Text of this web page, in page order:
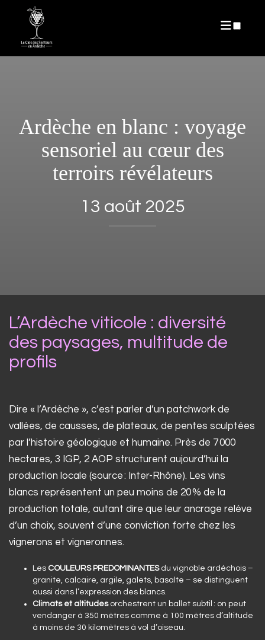
ARTICLES
Ardèche en blanc : voyage
sensoriel au cœur des
terroirs révélateurs
13 août 2025
L’Ardèche viticole : diversité
des paysages, multitude de
profils
Dire « l’Ardèche », c’est parler d’un patchwork de
vallées, de causses, de plateaux, de pentes sculptées
par l’histoire géologique et humaine. Près de 7 000
hectares, 3 IGP, 2 AOP structurent aujourd’hui la
production locale (source : Inter-Rhône). Les vins
blancs représentent un peu moins de 20 % de la
production totale, autant dire que leur ancrage relève
d’un choix, souvent d’une conviction forte chez les
vignerons et vigneronnes.
Les COULEURS PREDOMINANTESdu vignoble ardéchois –
granite, calcaire, argile, galets, basalte – se distinguent
aussi dans l’expression des blancs.
Climats et altitudesorchestrent un ballet subtil : on peut
vendanger à 350 mètres comme à 100 mètres d’altitude
à moins de 30 kilomètres à vol d’oiseau.